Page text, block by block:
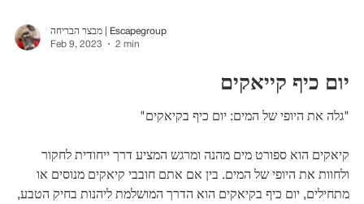
מבצר הבריחה | Escapegroup
Feb 9, 2023
2 min
יום כיף קייאקים
"גלה את היופי של המים: יום כיף בקיאקים"
קיאקים הוא ספורט מים מהנה ומרגש המציע דרך ייחודית לחקור
ולחוות את היופי של המים. בין אם אתם חובבי קיאקים מנוסים או
מתחילים, יום כיף בקיאקים הוא הדרך המושלמת ליהנות בחיק הטבע,